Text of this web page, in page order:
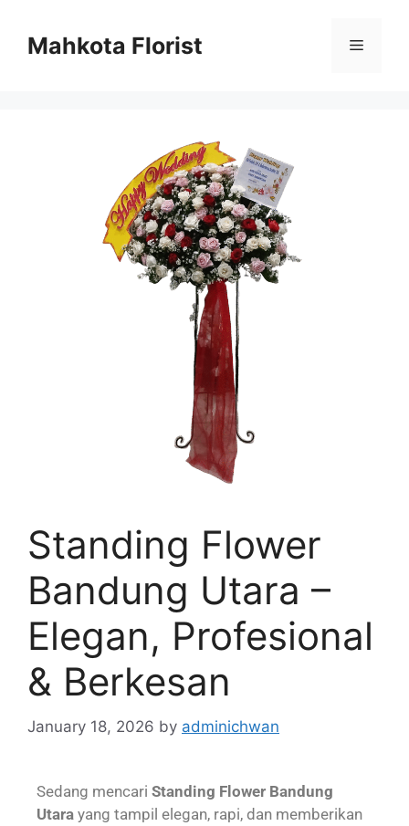
Mahkota Florist
Standing Flower
Bandung Utara –
Elegan, Profesional
& Berkesan
January 18, 2026 by adminichwan
Sedang mencari Standing Flower Bandung
Utara yang tampil elegan, rapi, dan memberikan